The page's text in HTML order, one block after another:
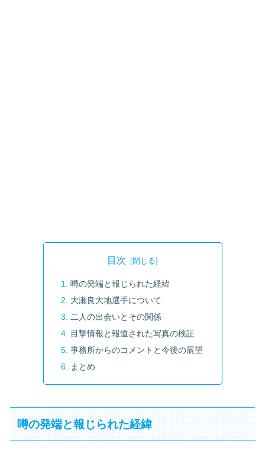
目次
噂の発端と報じられた経緯
大瀬良大地選手について
二人の出会いとその関係
目撃情報と報道された写真の検証
事務所からのコメントと今後の展望
まとめ
噂の発端と報じられた経緯